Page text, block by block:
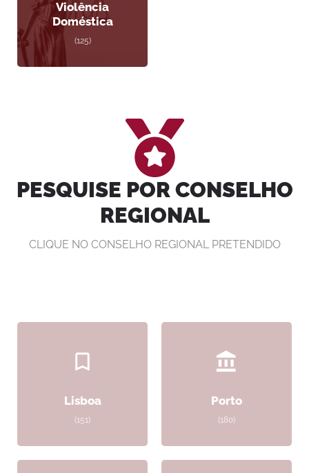
Violência
Doméstica
(125)
PESQUISE POR CONSELHO
REGIONAL
CLIQUE NO CONSELHO REGIONAL PRETENDIDO
Lisboa
(151)
Porto
(180)